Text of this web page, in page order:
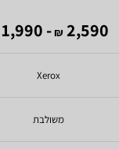
2,590
₪
- 1,990
Xerox
משולבת